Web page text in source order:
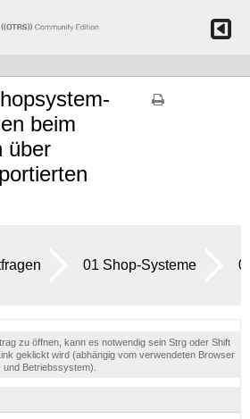
beim
über
01 Shop-Systeme
zu öffnen, kann es notwendig sein Strg oder Shift
geklickt wird (abhängig vom verwendeten Browser
und Betriebssystem).